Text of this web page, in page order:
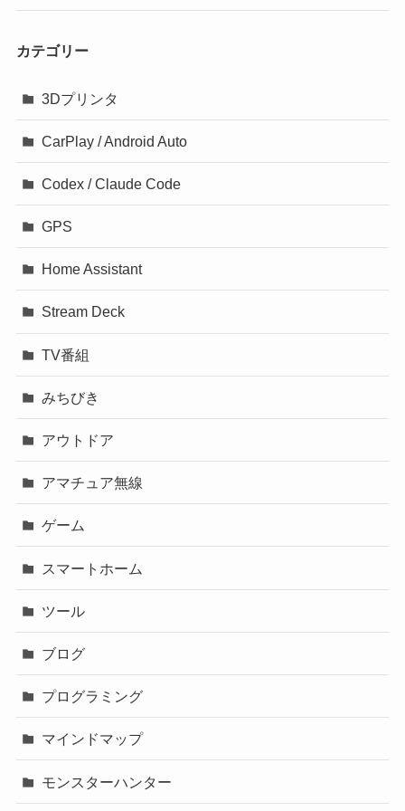
カテゴリー
3Dプリンタ
CarPlay / Android Auto
Codex / Claude Code
GPS
Home Assistant
Stream Deck
TV番組
みちびき
アウトドア
アマチュア無線
ゲーム
スマートホーム
ツール
ブログ
プログラミング
マインドマップ
モンスターハンター